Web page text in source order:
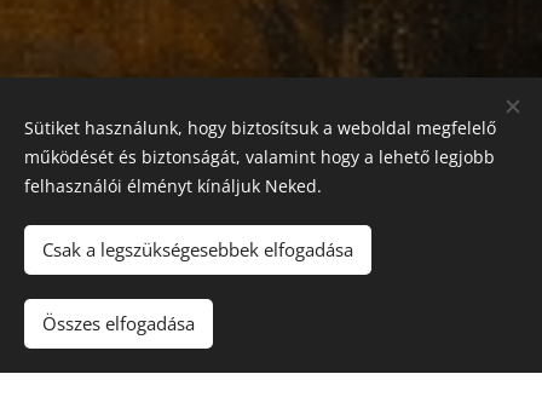
Országos azonosító:
0100/60270/2025/2300092318647
Adószám: 19419028-1-43
Webnode
Sütiket használunk, hogy biztosítsuk a weboldal megfelelő
működését és biztonságát, valamint hogy a lehető legjobb
felhasználói élményt kínáljuk Neked.
Csak a legszükségesebbek elfogadása
Összes elfogadása